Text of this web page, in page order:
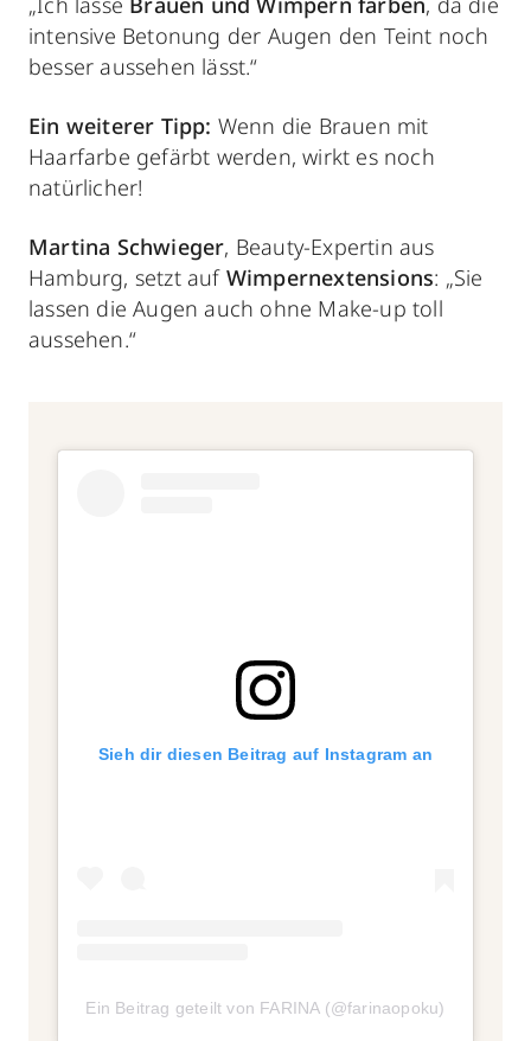
intensive Betonung der Augen den Teint noch
besser aussehen lässt.“
Ein weiterer Tipp: Wenn die Brauen mit
Haarfarbe gefärbt werden, wirkt es noch
natürlicher!
Martina Schwieger, Beauty-Expertin aus
Hamburg, setzt auf Wimpernextensions: „Sie
lassen die Augen auch ohne Make-up toll
aussehen.“
Sieh dir diesen Beitrag auf Instagram an
Ein Beitrag geteilt von FARINA (@farinaopoku)